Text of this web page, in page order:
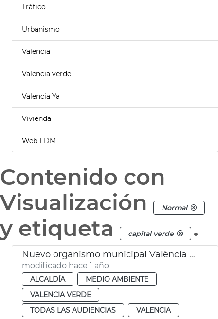
Tráfico
Urbanismo
Valencia
Valencia verde
Valencia Ya
Vivienda
Web FDM
Contenido con
Visualización
Normal
y etiqueta capital verde .
Nuevo organismo municipal València sostenible
modificado hace 1 año
ALCALDÍA
MEDIO AMBIENTE
VALENCIA VERDE
TODAS LAS AUDIENCIAS
VALENCIA